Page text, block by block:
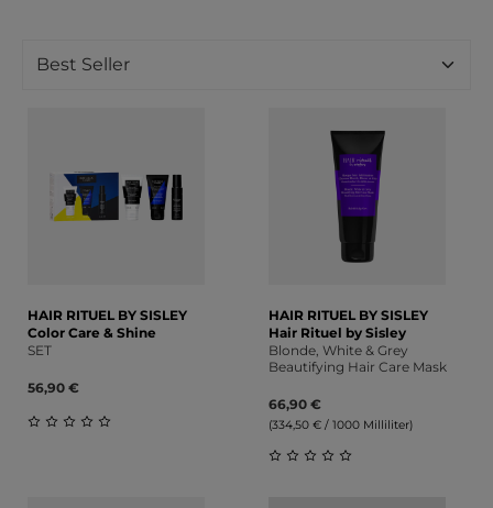
HAIR RITUEL BY SISLEY
Color Care & Shine
SET
56,90 €
Durchschnittliche Bewertung von 0 von 5 Sternen
HAIR RITUEL BY SISLEY
Hair Rituel by Sisley
Blonde, White & Grey
Beautifying Hair Care Mask
66,90 €
(334,50 € / 1000 Milliliter)